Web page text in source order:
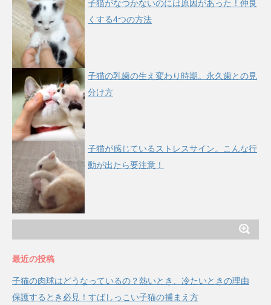
子猫がなつかないのには原因があった！仲良
くする4つの方法
子猫の乳歯の生え変わり時期。永久歯との見
分け方
子猫が感じているストレスサイン。こんな行
動が出たら要注意！
最近の投稿
子猫の肉球はどうなっているの？熱いとき、冷たいときの理由
保護するとき必見！すばしっこい子猫の捕まえ方